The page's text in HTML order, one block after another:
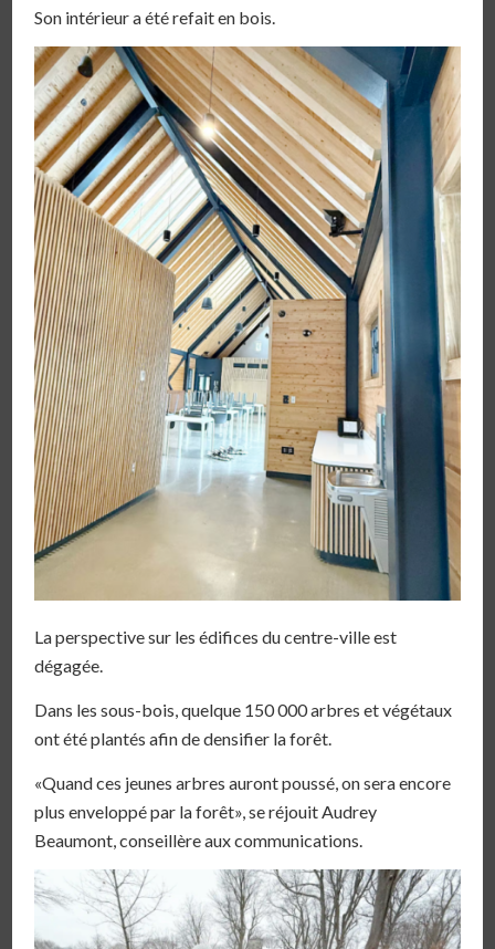
Son intérieur a été refait en bois.
La perspective sur les édifices du centre-ville est
dégagée.
Dans les sous-bois, quelque 150 000 arbres et végétaux
ont été plantés afin de densifier la forêt.
«Quand ces jeunes arbres auront poussé, on sera encore
plus enveloppé par la forêt», se réjouit Audrey
Beaumont, conseillère aux communications.